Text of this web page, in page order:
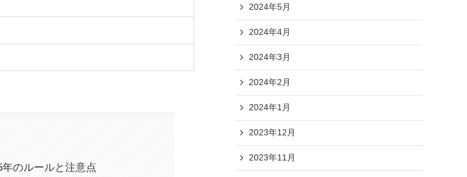
のルールと注意点
2024年5月
2024年4月
2024年3月
2024年2月
2024年1月
2023年12月
2023年11月